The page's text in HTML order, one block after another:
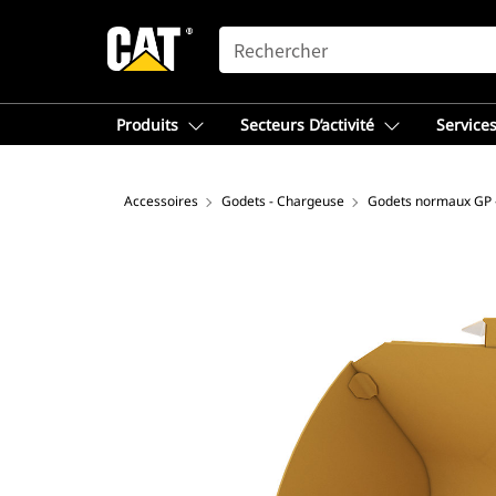
SEARCH
Produits Secteurs D’activité
Accessoires Godets - Chargeuse Godets normaux